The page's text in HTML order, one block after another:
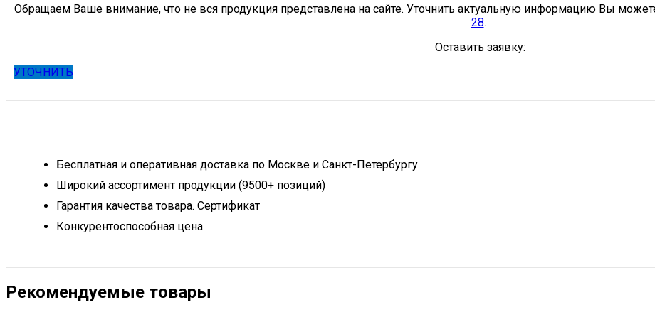
Обращаем Ваше внимание, что не вся продукция представлена на сайте. Уточнить актуальную информацию Вы
28.
Оставить заявку:
УТОЧНИТЬ
Бесплатная и оперативная доставка по Москве и Санкт-Петербургу
Широкий ассортимент продукции (9500+ позиций)
Гарантия качества товара. Сертификат
Конкурентоспособная цена
Рекомендуемые товары